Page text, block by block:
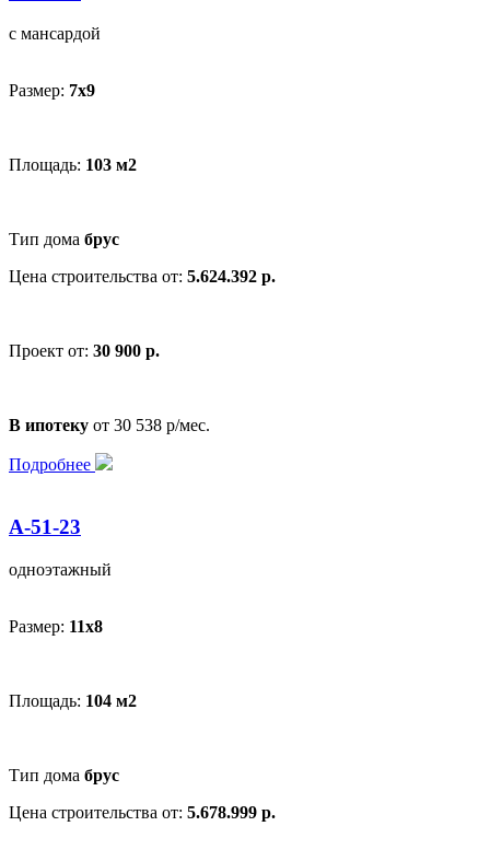
с мансардой
Размер: 7x9
Площадь: 103 м2
Тип дома брус
Цена строительства от: 5.624.392 р.
Проект от: 30 900 р.
В ипотеку от 30 538 р/мес.
Подробнее
А-51-23
одноэтажный
Размер: 11х8
Площадь: 104 м2
Тип дома брус
Цена строительства от: 5.678.999 р.